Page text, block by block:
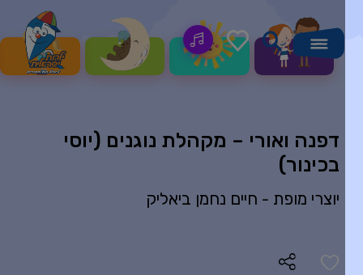
דפנה ואורי – מקהלת נוגנים (יוסי
בכינור)
יוצרי מופת - חיים נחמן ביאליק